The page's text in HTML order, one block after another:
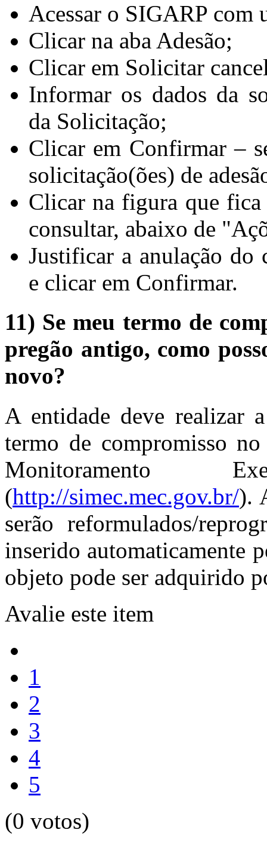
Acessar o SIGARP com
Clicar na aba Adesão;
Clicar em Solicitar
Informar os dados da
da Solicitação;
Clicar em Confirmar –
solicitação(ões) de
Clicar na figura que
consultar, abaixo de
Justificar a anulação do
e clicar em Confirmar.
11) Se meu termo de
pregão antigo, como
novo?
A entidade deve realizar
termo de compromisso
Monitoramento
(http://simec.mec.gov.br/).
serão reformulados/
inserido automaticamente
objeto pode ser adquirido
Avalie este item
1
2
3
4
5
(0 votos)